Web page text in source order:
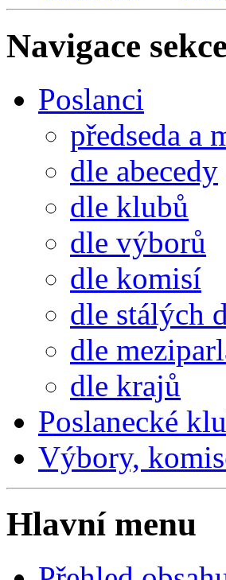
Navigace sekce
Poslanci
předseda a
dle abecedy
dle klubů
dle výborů
dle komisí
dle stálých
dle
dle krajů
Poslanecké
Výbory,
Hlavní menu